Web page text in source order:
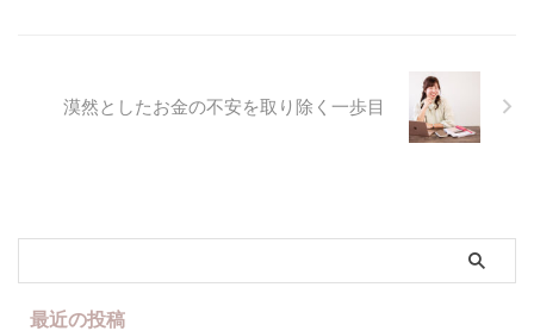
座は、私のこれからのライフワー
漠然としたお金の不安を取り除く一歩目
最近の投稿